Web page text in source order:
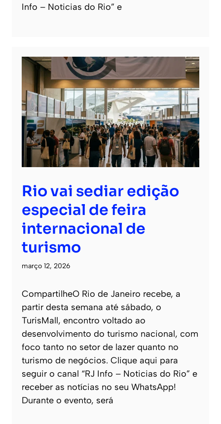
Info – Noticias do Rio” e
Rio vai sediar edição
especial de feira
internacional de
turismo
março 12, 2026
CompartilheO Rio de Janeiro recebe, a
partir desta semana até sábado, o
TurisMall, encontro voltado ao
desenvolvimento do turismo nacional, com
foco tanto no setor de lazer quanto no
turismo de negócios. Clique aqui para
seguir o canal “RJ Info – Noticias do Rio” e
receber as notícias no seu WhatsApp!
Durante o evento, será